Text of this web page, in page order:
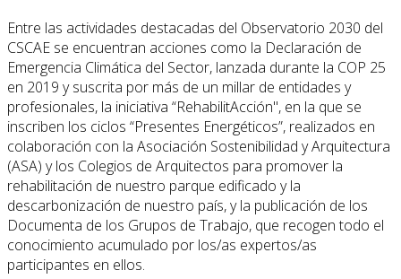
Entre las actividades destacadas del Observatorio 2030 del
CSCAE se encuentran acciones como la Declaración de
Emergencia Climática del Sector, lanzada durante la COP 25
en 2019 y suscrita por más de un millar de entidades y
profesionales, la iniciativa “RehabilitAcción", en la que se
inscriben los ciclos “Presentes Energéticos”, realizados en
colaboración con la Asociación Sostenibilidad y Arquitectura
(ASA) y los Colegios de Arquitectos para promover la
rehabilitación de nuestro parque edificado y la
descarbonización de nuestro país, y la publicación de los
Documenta de los Grupos de Trabajo, que recogen todo el
conocimiento acumulado por los/as expertos/as
participantes en ellos.